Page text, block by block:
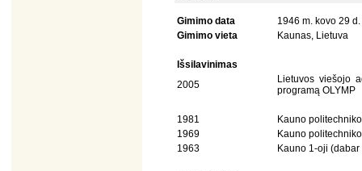
Gimimo data
1946 m. kovo 29 d.
Gimimo vieta
Kaunas, Lietuva
Išsilavinimas
2005
Lietuvos viešojo
programą OLYMP
1981
Kauno
1969
Kauno
1963
Kauno 1-oji (dabar